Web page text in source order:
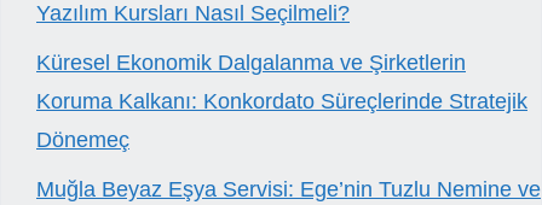
Yazılım Kursları Nasıl Seçilmeli?
Küresel Ekonomik Dalgalanma ve Şirketlerin
Koruma Kalkanı: Konkordato Süreçlerinde Stratejik
Dönemeç
Muğla Beyaz Eşya Servisi: Ege’nin Tuzlu Nemine ve